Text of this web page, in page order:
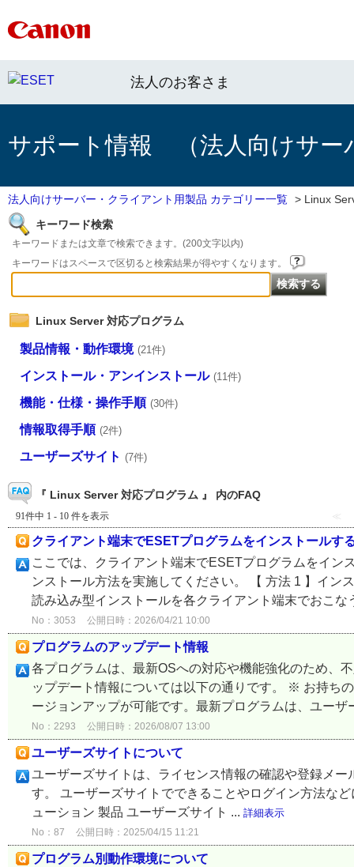
法人のお客さま
サポート情報 （法人向けサー
法人向けサーバー・クライアント用製品 カテゴリー一覧 > Linux
キーワード検索
キーワードまたは文章で検索できます。(200文字以内)
キーワードはスペースで区切ると検索結果が得やすくなります。
Linux Server 対応プログラム
製品情報・動作環境 (21件)
インストール・アンインストール (11件)
機能・仕様・操作手順 (30件)
情報取得手順 (2件)
ユーザーズサイト (7件)
『 Linux Server 対応プログラム 』 内のFAQ
91件中 1 - 10 件を表示 ≪
クライアント端末でESETプログラムをインストールす
ここでは、クライアント端末でESETプログラムをイン
ンストール方法を実施してください。 【 方法 1 】イン
読み込み型インストールを各クライアント端末でおこな
No：3053 公開日時：2026/04/21 10:00
プログラムのアップデート情報
各プログラムは、最新OSへの対応や機能強化のため、
ップデート情報については以下の通りです。 ※ お持ち
ージョンアップが可能です。最新プログラムは、ユー
No：2293 公開日時：2026/08/07 13:00
ユーザーズサイトについて
ユーザーズサイトは、ライセンス情報の確認や登録メ
す。 ユーザーズサイトでできることやログイン方法な
ューション 製品 ユーザーズサイト ... 詳細表示
No：87 公開日時：2025/04/15 11:21
プログラム別動作環境について